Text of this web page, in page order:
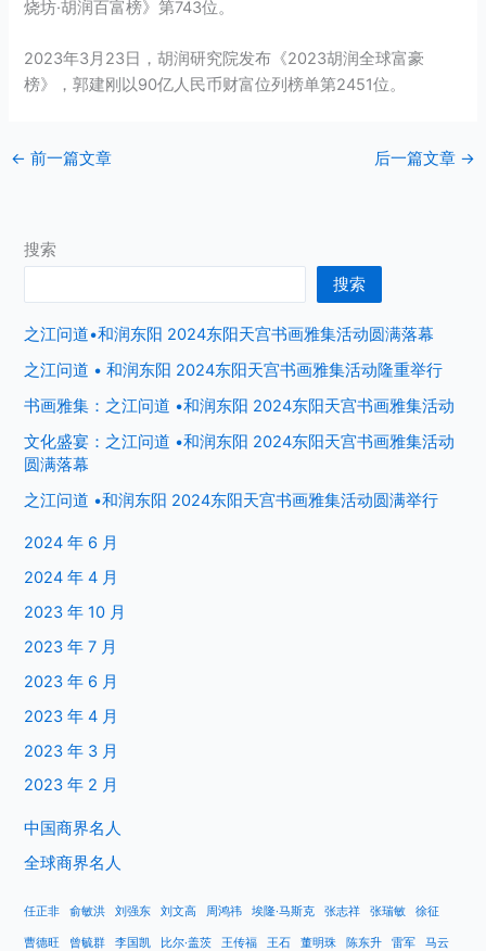
烧坊·胡润百富榜》第743位。
2023年3月23日，胡润研究院发布《2023胡润全球富豪
榜》，郭建刚以90亿人民币财富位列榜单第2451位。
← 前一篇文章 后一篇文章 →
搜索
搜索
之江问道•和润东阳 2024东阳天宫书画雅集活动圆满落幕
之江问道 • 和润东阳 2024东阳天宫书画雅集活动隆重举行
书画雅集：之江问道 •和润东阳 2024东阳天宫书画雅集活动
文化盛宴：之江问道 •和润东阳 2024东阳天宫书画雅集活动
圆满落幕
之江问道 •和润东阳 2024东阳天宫书画雅集活动圆满举行
2024 年 6 月
2024 年 4 月
2023 年 10 月
2023 年 7 月
2023 年 6 月
2023 年 4 月
2023 年 3 月
2023 年 2 月
中国商界名人
全球商界名人
任正非 俞敏洪 刘强东 刘文高 周鸿祎 埃隆·马斯克 张志祥 张瑞敏 徐征
曹德旺 曾毓群 李国凯 比尔·盖茨 王传福 王石 董明珠 陈东升 雷军 马云